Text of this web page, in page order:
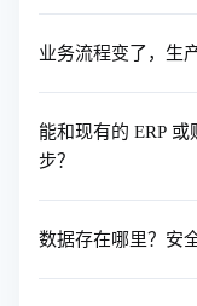
业务流程变了，生
能和现有的 ERP
步？
数据存在哪里？安